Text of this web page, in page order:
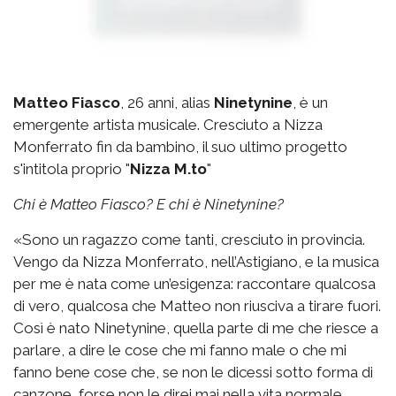
Matteo Fiasco , 26 anni, alias Ninetynine , è un
emergente artista musicale. Cresciuto a Nizza
Monferrato fin da bambino, il suo ultimo progetto
s'intitola proprio "Nizza M.to"
Chi è Matteo Fiasco? E chi è Ninetynine?
«Sono un ragazzo come tanti, cresciuto in provincia.
Vengo da Nizza Monferrato, nell’Astigiano, e la musica
per me è nata come un’esigenza: raccontare qualcosa
di vero, qualcosa che Matteo non riusciva a tirare fuori.
Così è nato Ninetynine, quella parte di me che riesce a
parlare, a dire le cose che mi fanno male o che mi
fanno bene cose che, se non le dicessi sotto forma di